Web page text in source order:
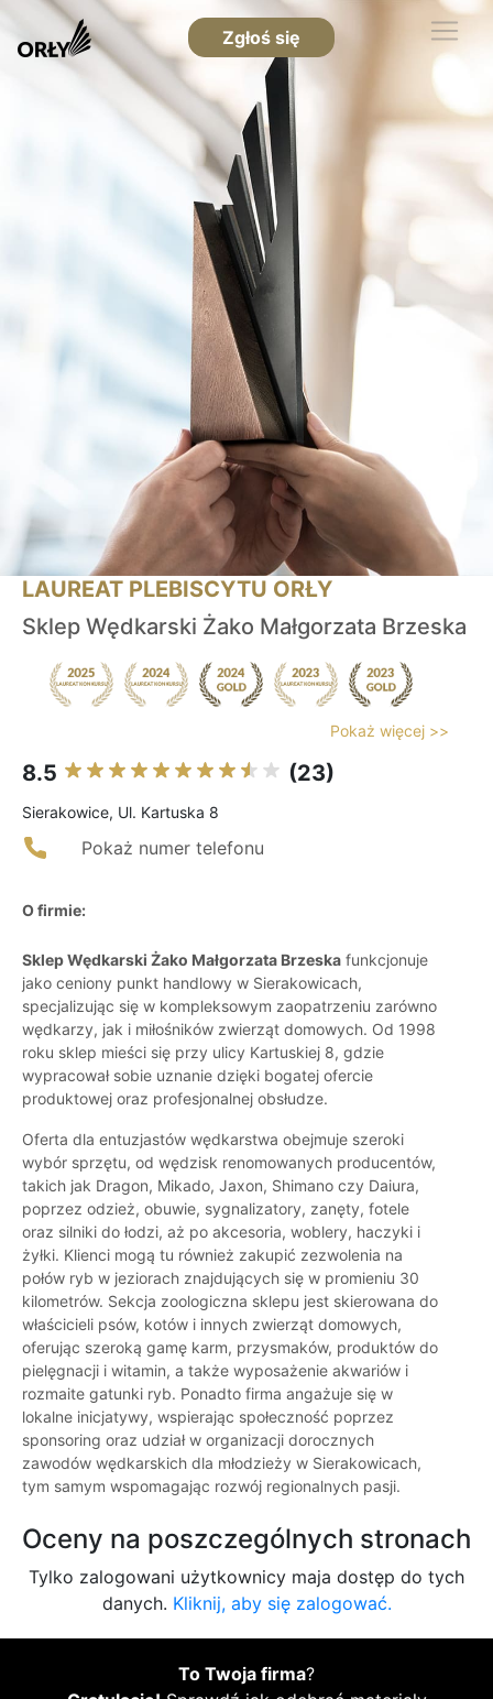
Zgłoś się
LAUREAT PLEBISCYTU ORŁY
Sklep Wędkarski Żako Małgorzata Brzeska
Pokaż więcej >>
8.5 (23)
Sierakowice, Ul. Kartuska 8
Pokaż numer telefonu
O firmie:
Sklep Wędkarski Żako Małgorzata Brzeska funkcjonuje
jako ceniony punkt handlowy w Sierakowicach,
specjalizując się w kompleksowym zaopatrzeniu zarówno
wędkarzy, jak i miłośników zwierząt domowych. Od 1998
roku sklep mieści się przy ulicy Kartuskiej 8, gdzie
wypracował sobie uznanie dzięki bogatej ofercie
produktowej oraz profesjonalnej obsłudze.
Oferta dla entuzjastów wędkarstwa obejmuje szeroki
wybór sprzętu, od wędzisk renomowanych producentów,
takich jak Dragon, Mikado, Jaxon, Shimano czy Daiura,
poprzez odzież, obuwie, sygnalizatory, zanęty, fotele
oraz silniki do łodzi, aż po akcesoria, woblery, haczyki i
żyłki. Klienci mogą tu również zakupić zezwolenia na
połów ryb w jeziorach znajdujących się w promieniu 30
kilometrów. Sekcja zoologiczna sklepu jest skierowana do
właścicieli psów, kotów i innych zwierząt domowych,
oferując szeroką gamę karm, przysmaków, produktów do
pielęgnacji i witamin, a także wyposażenie akwariów i
rozmaite gatunki ryb. Ponadto firma angażuje się w
lokalne inicjatywy, wspierając społeczność poprzez
sponsoring oraz udział w organizacji dorocznych
zawodów wędkarskich dla młodzieży w Sierakowicach,
tym samym wspomagając rozwój regionalnych pasji.
Oceny na poszczególnych stronach
Tylko zalogowani użytkownicy maja dostęp do tych
danych. Kliknij, aby się zalogować.
To Twoja firma?